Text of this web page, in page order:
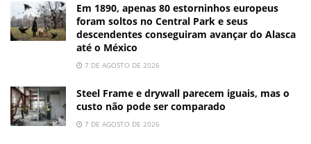
Em 1890, apenas 80 estorninhos europeus
foram soltos no Central Park e seus
descendentes conseguiram avançar do Alasca
até o México
7 DE AGOSTO DE 2026
Steel Frame e drywall parecem iguais, mas o
custo não pode ser comparado
7 DE AGOSTO DE 2026